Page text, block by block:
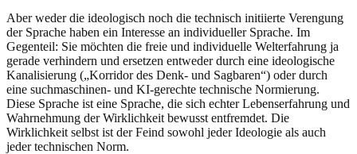
Aber weder die ideologisch noch die technisch initiierte Verengung
der Sprache haben ein Interesse an individueller Sprache. Im
Gegenteil: Sie möchten die freie und individuelle Welterfahrung ja
gerade verhindern und ersetzen entweder durch eine ideologische
Kanalisierung („Korridor des Denk- und Sagbaren“) oder durch
eine suchmaschinen- und KI-gerechte technische Normierung.
Diese Sprache ist eine Sprache, die sich echter Lebenserfahrung und
Wahrnehmung der Wirklichkeit bewusst entfremdet. Die
Wirklichkeit selbst ist der Feind sowohl jeder Ideologie als auch
jeder technischen Norm.